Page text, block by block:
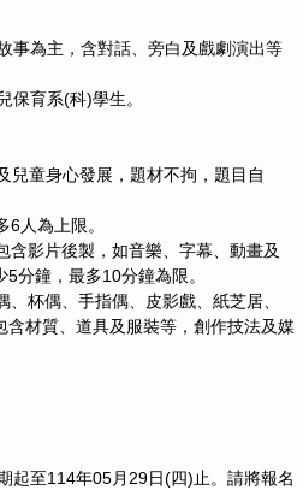
事為主，含對話、旁白及戲劇演出等
保育系(科)學生。
兒童身心發展，題材不拘，題目自
人為上限。
含影片後製，如音樂、字幕、動畫及
分鐘，最多10分鐘為限。
杯偶、手指偶、皮影戲、紙芝居、
材質、道具及服裝等，創作技法及媒
起至114年05月29日(四)止。請將報名